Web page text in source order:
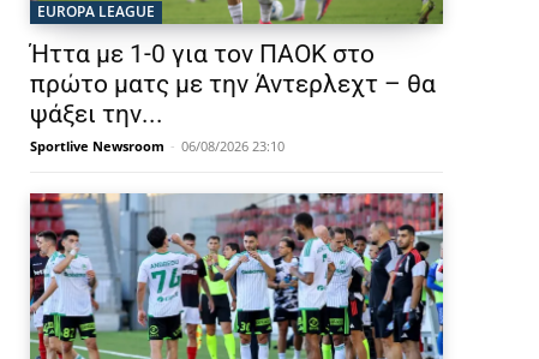
EUROPA LEAGUE
Ήττα με 1-0 για τον ΠΑΟΚ στο
πρώτο ματς με την Άντερλεχτ – θα
ψάξει την...
Sportlive Newsroom - 06/08/2026 23:10